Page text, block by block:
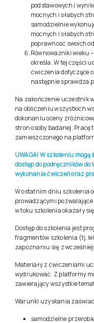
podstawowych i
mocnych i słabych
samodzielnie
mocnych i słabych
poprawność swoich
Równoważniki wieku
określa. W tej części
ćwiczenia dotyczące
następnie sprawdza
Na zakończenie uczestnik
na obliczeniu wszystkich
dokonaniu oceny
stron osoby badanej. Pracę
zamieszczonego na
UWAGA! W szkoleniu
dostęp do podręczników do
wykonania ćwiczeń oraz
W ostatnim dniu szkolenia
prowadzącymi
w toku szkolenia okazały
Dostęp do szkolenia jest
fragmentów szkolenia (tj.
zapoznaniu się z
Materiały z ćwiczeniami
wydrukować. Z platformy
zawierający wszystkie
Warunki uzyskania
samodzielne